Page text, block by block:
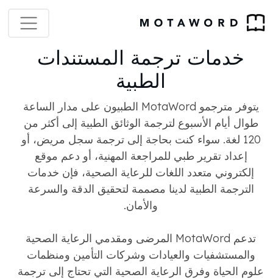
خدمات ترجمة المستندات
الطبية
يتوفر مترجمو MotaWord الطبيون على مدار الساعة
طوال أيام الأسبوع لترجمة الوثائق الطبية إلى أكثر من
120 لغة. سواء كنت بحاجة إلى ترجمة سجل مريض، أو
إعداد تقرير طبي للمراجعة المهنية، أو دعم موقع
إلكتروني متعدد اللغات للرعاية الصحية، فإن خدمات
الترجمة الطبية لدينا مصممة لتحقيق الدقة والسرعة
والأمان.
تدعم MotaWord المرضى ومقدمي الرعاية الصحية
والمستشفيات والعيادات وشركات التأمين ومنظمات
علوم الحياة وفرق الرعاية الصحية التي تحتاج إلى ترجمة